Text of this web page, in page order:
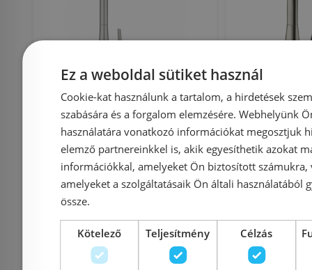
Előleg köteles
Grohe Zedra Egykaros
mosogatócsaptelep
zuhanyfejjel, matt
szuperacél 32553DC2
Azonosító: 184542
Cikkszám: 32553DC2
Előleg
M7117-
konyhai
kifolyóval,
acél
Ez a weboldal sütiket használ
Cookie-kat használunk a tartalom, a hirdetések
szabására és a forgalom elemzésére. Webhelyünk
használatára vonatkozó információkat megosztjuk
elemző partnereinkkel is, akik egyesíthetik azokat
információkkal, amelyeket Ön biztosított számukra,
amelyeket a szolgáltatásaik Ön általi használatából
össze.
Kötelező Teljesítmény Célzás